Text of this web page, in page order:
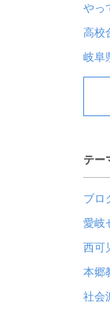
やっ
高校
岐阜
テー
ブロ
愛岐
西可
本郷
社会